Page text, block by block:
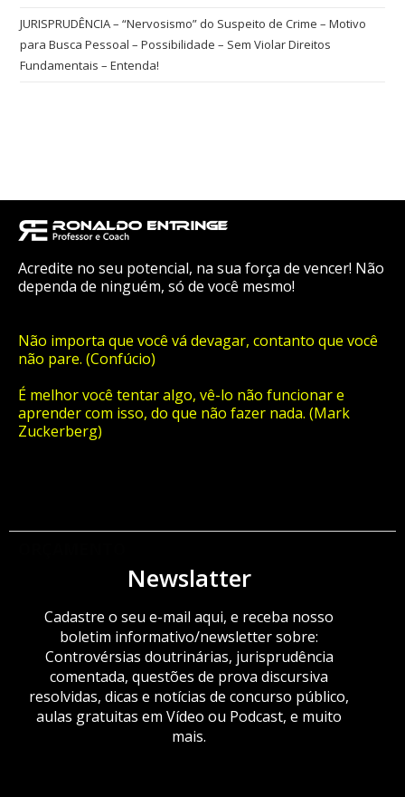
JURISPRUDÊNCIA – “Nervosismo” do Suspeito de Crime – Motivo
para Busca Pessoal – Possibilidade – Sem Violar Direitos
Fundamentais – Entenda!
Acredite no seu potencial, na sua força de vencer! Não
dependa de ninguém, só de você mesmo!
Não importa que você vá devagar, contanto que você
não pare. (Confúcio)
É melhor você tentar algo, vê-lo não funcionar e
aprender com isso, do que não fazer nada. (Mark
Zuckerberg)
Newslatter
Cadastre o seu e-mail aqui, e receba nosso
boletim informativo/newsletter sobre:
Controvérsias doutrinárias, jurisprudência
comentada, questões de prova discursiva
resolvidas, dicas e notícias de concurso público,
aulas gratuitas em Vídeo ou Podcast, e muito
mais.